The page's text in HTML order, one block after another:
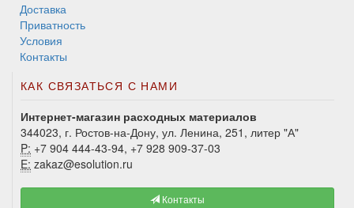
Доставка
Приватность
Условия
Контакты
КАК СВЯЗАТЬСЯ С НАМИ
Интернет-магазин расходных материалов
344023, г. Ростов-на-Дону, ул. Ленина, 251, литер "А"
P: +7 904 444-43-94, +7 928 909-37-03
E: zakaz@esolution.ru
Контакты